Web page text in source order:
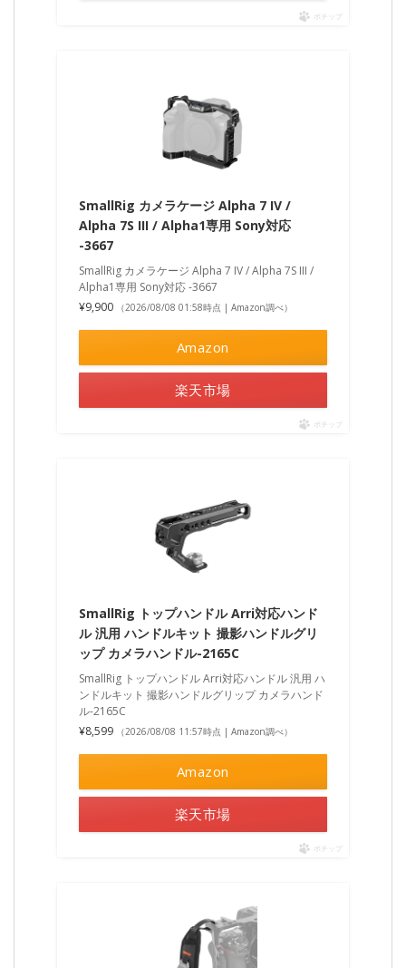
ポチップ
SmallRig カメラケージ Alpha 7 IV /
Alpha 7S III / Alpha1専用 Sony対応
-3667
SmallRig カメラケージ Alpha 7 IV / Alpha 7S III /
Alpha1専用 Sony対応 -3667
¥9,900
（2026/08/08 01:58時点 | Amazon調べ）
Amazon
楽天市場
ポチップ
SmallRig トップハンドル Arri対応ハンド
ル 汎用 ハンドルキット 撮影ハンドルグリ
ップ カメラハンドル-2165C
SmallRig トップハンドル Arri対応ハンドル 汎用 ハ
ンドルキット 撮影ハンドルグリップ カメラハンド
ル-2165C
¥8,599
（2026/08/08 11:57時点 | Amazon調べ）
Amazon
楽天市場
ポチップ